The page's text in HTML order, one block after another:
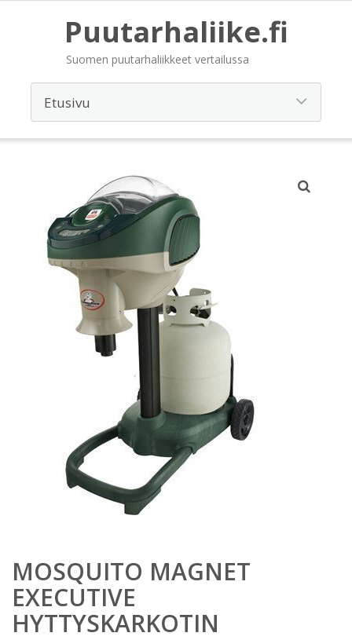
Puutarhaliike.fi
Suomen puutarhaliikkeet vertailussa
MOSQUITO MAGNET
EXECUTIVE
HYTTYSKARKOTIN